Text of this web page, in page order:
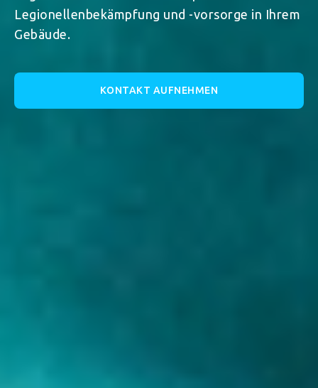
Legionellenbekämpfung und -vorsorge in Ihrem
Gebäude.
KONTAKT AUFNEHMEN